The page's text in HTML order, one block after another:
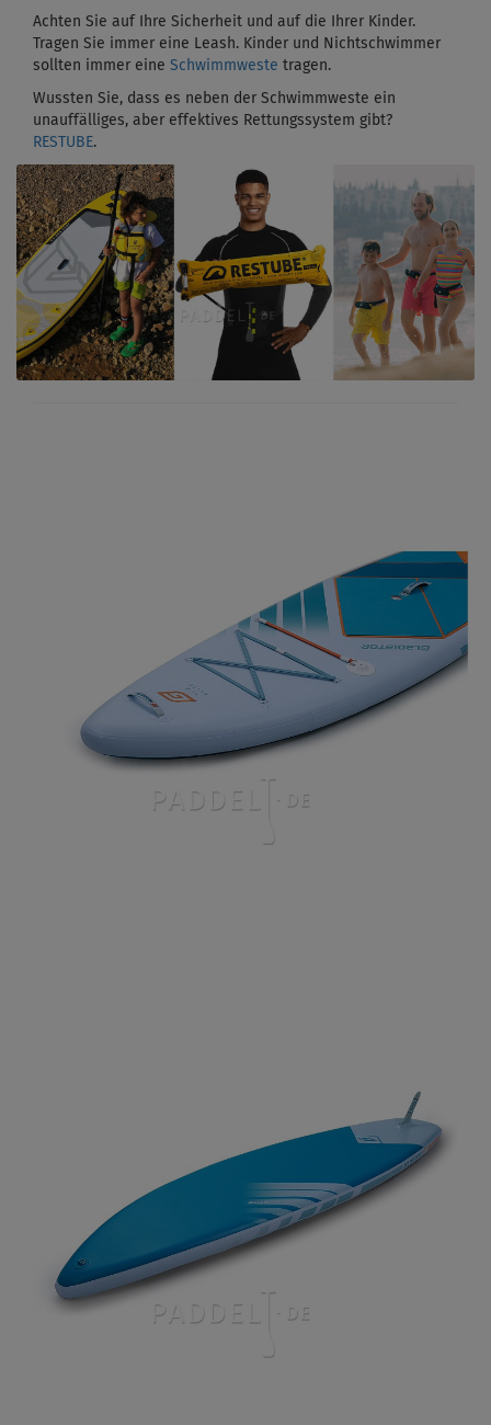
Achten Sie auf Ihre Sicherheit und auf die Ihrer Kinder.
Tragen Sie immer eine Leash. Kinder und Nichtschwimmer
sollten immer eine Schwimmweste tragen.
Wussten Sie, dass es neben der Schwimmweste ein
unauffälliges, aber effektives Rettungssystem gibt?
RESTUBE.